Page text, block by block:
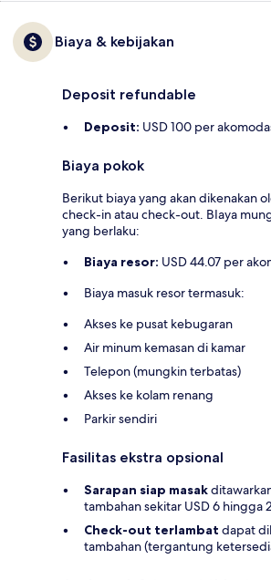
Biaya & kebijakan
Deposit refundable
Deposit: USD 100 per
Biaya pokok
Berikut biaya yang akan dikenakan
check-in atau check-out. BIaya
yang berlaku:
Biaya resor: USD 44.07 per
Biaya masuk resor termasuk:
Akses ke pusat kebugaran
Air minum kemasan di kamar
Telepon (mungkin terbatas)
Akses ke kolam renang
Parkir sendiri
Fasilitas ekstra opsional
Sarapan siap masak
tambahan sekitar USD 6 hingga
Check-out terlambat dapat
tambahan (tergantung